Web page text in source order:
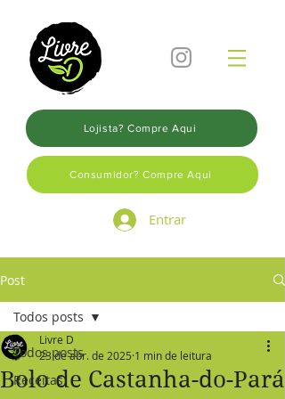
Lojista? Compre Aqui
Consumidor? Compre Aqui
Entrar
Post
Todos posts
Receitas
Todos posts
Bolo de Castanha-do-Pará
Livre D
23 de abr. de 2025 1 min de leitura